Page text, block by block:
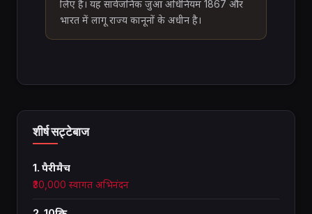
लिए है। यह सार्वजनिक जुआ अधिनियम 1867 और
भारत में लागू राज्य कानूनों के अधीन है।
शीर्ष सट्टेबाज
1. पैरीमैच
₹30,000 स्वागत अभिनंदन